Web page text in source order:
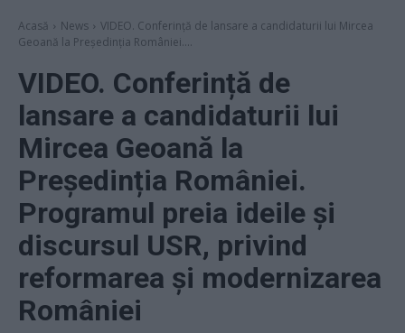
Acasă News
VIDEO. Conferință de lansare a candidaturii lui Mircea
Geoană la Președinția României....
VIDEO. Conferință de
lansare a candidaturii lui
Mircea Geoană la
Președinția României.
Programul preia ideile și
discursul USR, privind
reformarea și modernizarea
României